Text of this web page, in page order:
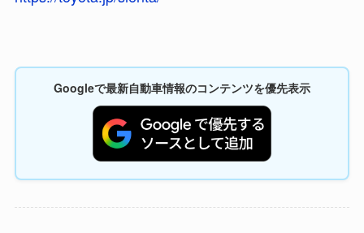
Googleで最新自動車情報のコンテンツを優先表示